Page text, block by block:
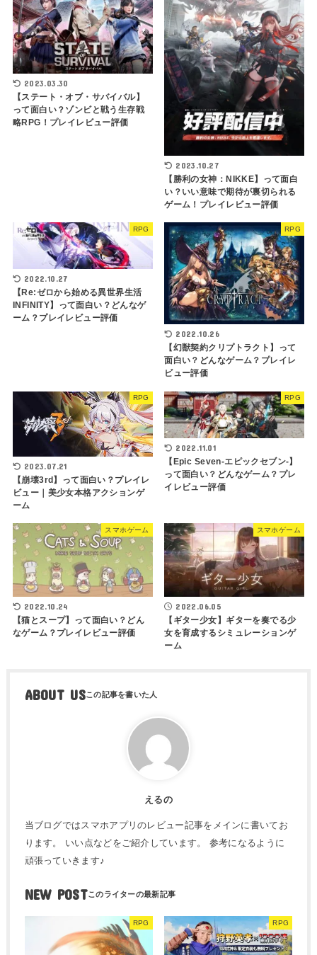
2023.03.30
【ステート・オブ・サバイバル】
って面白い？ゾンビと戦う生存戦
略RPG！プレイレビュー評価
2023.10.27
【勝利の女神：NIKKE】って面白
い？いい意味で期待が裏切られる
ゲーム！プレイレビュー評価
RPG
2022.10.27
【Re:ゼロから始める異世界生活
INFINITY】って面白い？どんなゲ
ーム？プレイレビュー評価
RPG
2022.10.26
【幻獣契約クリプトラクト】って
面白い？どんなゲーム？プレイレ
ビュー評価
RPG
2023.07.21
【崩壊3rd】って面白い？プレイレ
ビュー｜美少女本格アクションゲ
ーム
RPG
2022.11.01
【Epic Seven-エピックセブン-】
って面白い？どんなゲーム？プレ
イレビュー評価
スマホゲーム
2022.10.24
【猫とスープ】って面白い？どん
なゲーム？プレイレビュー評価
スマホゲーム
2022.06.05
【ギター少女】ギターを奏でる少
女を育成するシミュレーションゲ
ーム
ABOUT US
えるの
当ブログではスマホアプリのレビュー記事をメインに書いてお
ります。 いい点などをご紹介しています。 参考になるように
頑張っていきます♪
NEW POST
RPG RPG